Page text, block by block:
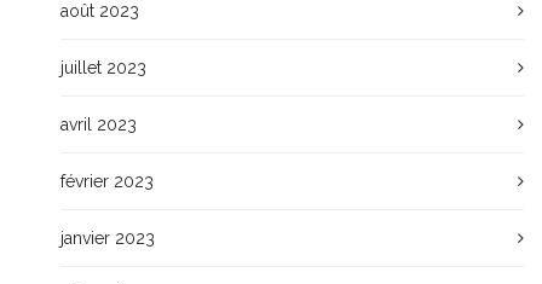
août 2023
juillet 2023
avril 2023
février 2023
janvier 2023